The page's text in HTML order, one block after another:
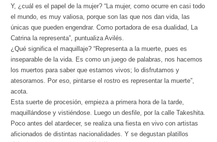
Y, ¿cuál es el papel de la mujer? “La mujer, como ocurre en casi todo
el mundo, es muy valiosa, porque son las que nos dan vida, las
únicas que pueden engendrar. Como portadora de esa dualidad, La
Catrina la representa”, puntualiza Avilés.
¿Qué significa el maquillaje? “Representa a la muerte, pues es
inseparable de la vida. Es como un juego de palabras, nos hacemos
los muertos para saber que estamos vivos; lo disfrutamos y
atesoramos. Por eso, pintarse el rostro es representar la muerte”,
acota.
Esta suerte de procesión, empieza a primera hora de la tarde,
maquillándose y vistiéndose. Luego un desfile, por la calle Takeshita.
Poco antes del atardecer, se realiza una fiesta en vivo con artistas
aficionados de distintas nacionalidades. Y se degustan platillos